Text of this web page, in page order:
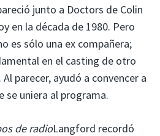
junto a Doctors de Colin
en la década de 1980. Pero
es sólo una ex compañera;
en el casting de otro
parecer, ayudó a convencer a
se uniera al programa.
de radioLangford recordó